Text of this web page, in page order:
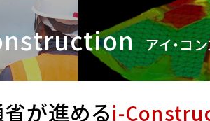
アイ・コ
が進めるi-